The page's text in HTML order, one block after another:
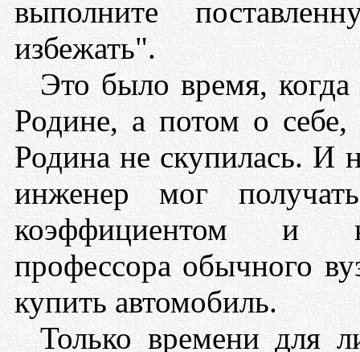
выполните
избежать".
Это было время,
Родине, а потом о
Родина не скупилась. И
инженер мог
коэффициентом и
профессора обычного
купить автомобиль.
Только времени для